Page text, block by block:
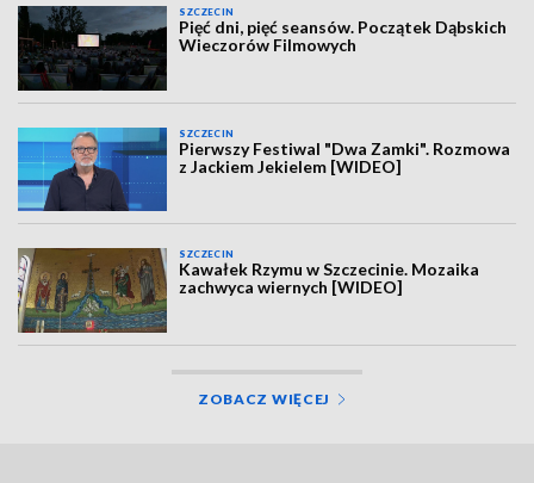
SZCZECIN
Pięć dni, pięć seansów. Początek Dąbskich
Wieczorów Filmowych
SZCZECIN
Pierwszy Festiwal "Dwa Zamki". Rozmowa
z Jackiem Jekielem [WIDEO]
SZCZECIN
Kawałek Rzymu w Szczecinie. Mozaika
zachwyca wiernych [WIDEO]
ZOBACZ WIĘCEJ